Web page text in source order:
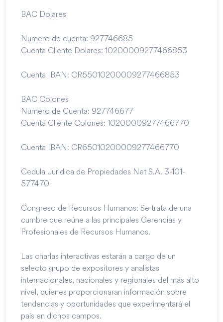
BAC Dolares
Numero de cuenta: 927746685
Cuenta Cliente Dolares: 10200009277466853
Cuenta IBAN: CR55010200009277466853
BAC Colones
Numero de Cuenta: 927746677
Cuenta Cliente Colones: 10200009277466770
Cuenta IBAN: CR65010200009277466770
Cedula Juridica de Propiedades Net S.A. 3-101-
577470
Congreso de Recursos Humanos: Se trata de una
cumbre que reúne a las principales Gerencias y
Profesionales de Recursos Humanos.
Las charlas interactivas estarán a cargo de un
selecto grupo de expositores y analistas
internacionales, nacionales y regionales del más alto
nivel, quienes proporcionaran información sobre
tendencias y oportunidades que experimentará el
país en dichos campos.